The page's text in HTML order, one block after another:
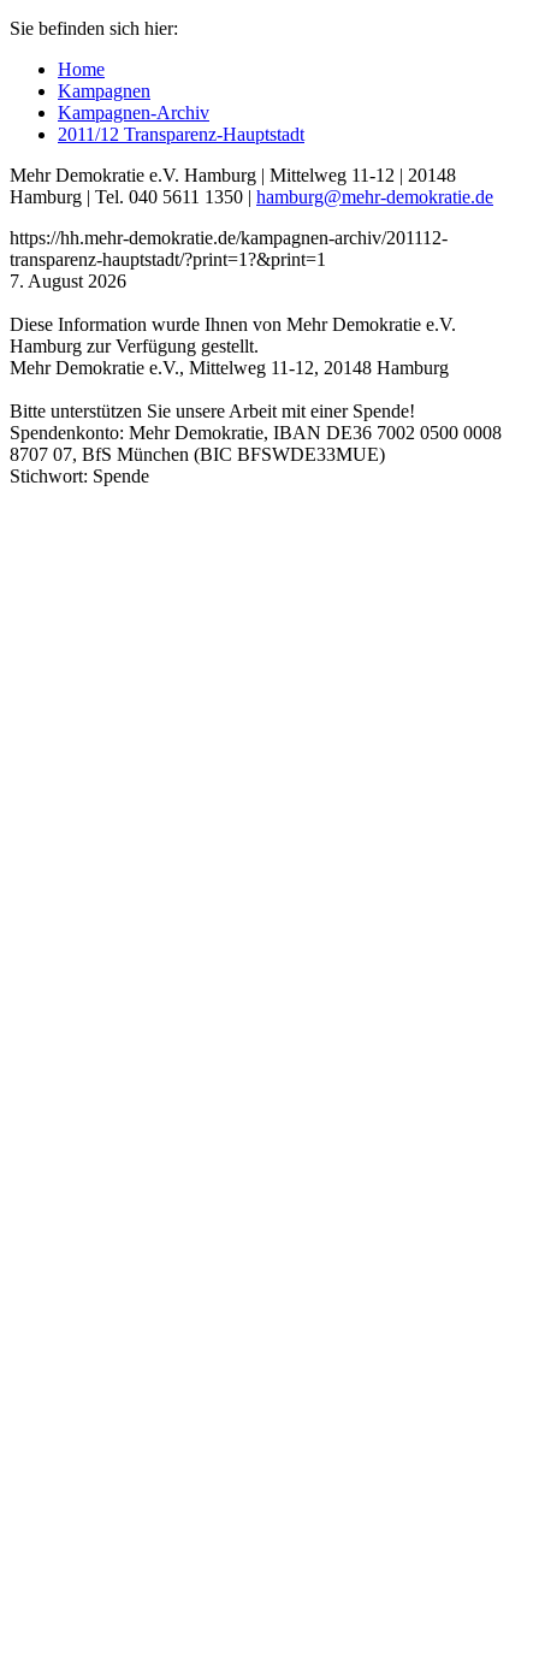
Sie befinden sich hier:
Home
Kampagnen
Kampagnen-Archiv
2011/12 Transparenz-Hauptstadt
Mehr Demokratie e.V. Hamburg | Mittelweg 11-12 | 20148
Hamburg | Tel. 040 5611 1350 | hamburg@mehr-demokratie.de
https://hh.mehr-demokratie.de/kampagnen-archiv/201112-
transparenz-hauptstadt/?print=1?&print=1
7. August 2026
Diese Information wurde Ihnen von Mehr Demokratie e.V.
Hamburg zur Verfügung gestellt.
Mehr Demokratie e.V., Mittelweg 11-12, 20148 Hamburg
Bitte unterstützen Sie unsere Arbeit mit einer Spende!
Spendenkonto: Mehr Demokratie, IBAN DE36 7002 0500 0008
8707 07, BfS München (BIC BFSWDE33MUE)
Stichwort: Spende